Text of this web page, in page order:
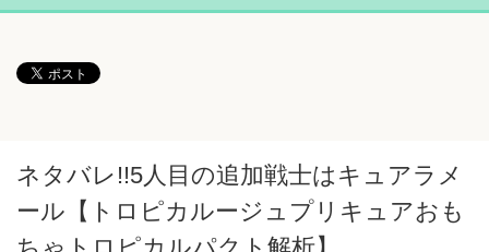
ネタバレ!!5人目の追加戦士はキュアラメ
ール【トロピカルージュプリキュアおも